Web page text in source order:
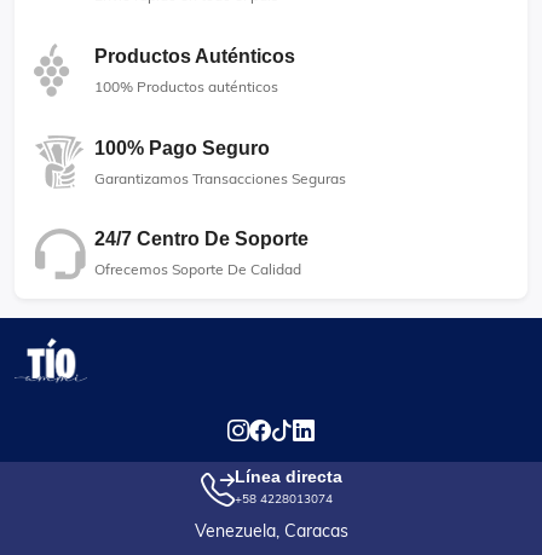
Productos Auténticos
100% Productos auténticos
100% Pago Seguro
Garantizamos Transacciones Seguras
24/7 Centro De Soporte
Ofrecemos Soporte De Calidad
Línea directa
+58 4228013074
Venezuela, Caracas